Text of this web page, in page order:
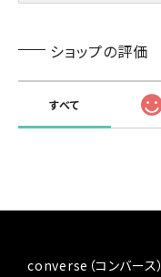
converse（コンバース）
ショップの評価
すべて